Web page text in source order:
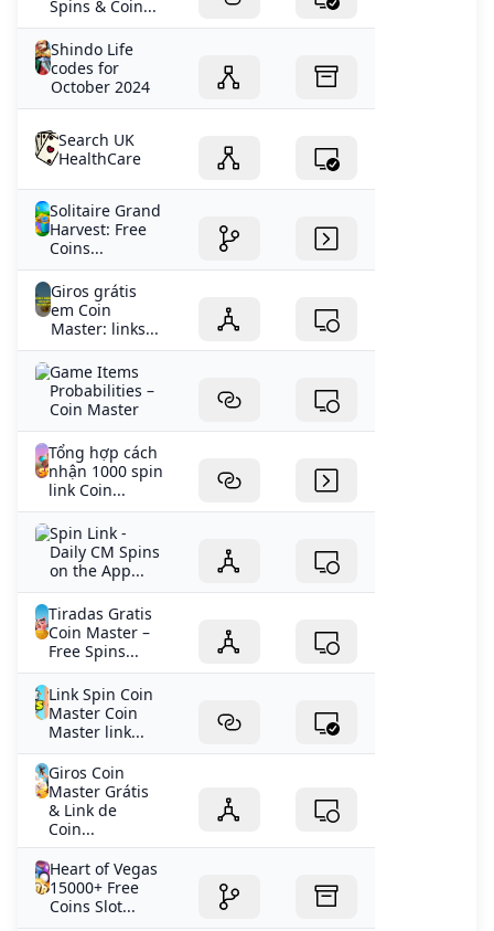
Spins & Coin...
Shindo Life
codes for
October 2024
Search UK
HealthCare
Solitaire Grand
Harvest: Free
Coins...
Giros grátis
em Coin
Master: links...
Game Items
Probabilities –
Coin Master
Tổng hợp cách
nhận 1000 spin
link Coin...
‎Spin Link -
Daily CM Spins
on the App...
Tiradas Gratis
Coin Master –
Free Spins...
Link Spin Coin
Master Coin
Master link...
Giros Coin
Master Grátis
& Link de
Coin...
Heart of Vegas
15000+ Free
Coins Slot...